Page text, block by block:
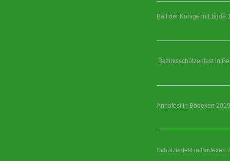
Ball der Könige in Lügde
Bezirksschützenfest in
Annafest in Bödexen 2019
Schützenfest in Bödexen